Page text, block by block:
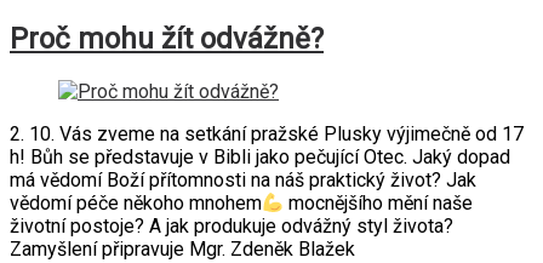
Proč mohu žít odvážně?
2. 10. Vás zveme na setkání pražské Plusky výjimečně od 17
h! Bůh se představuje v Bibli jako pečující Otec. Jaký dopad
má vědomí Boží přítomnosti na náš praktický život? Jak
vědomí péče někoho mnohem
mocnějšího mění naše
životní postoje? A jak produkuje odvážný styl života?
Zamyšlení připravuje Mgr. Zdeněk Blažek